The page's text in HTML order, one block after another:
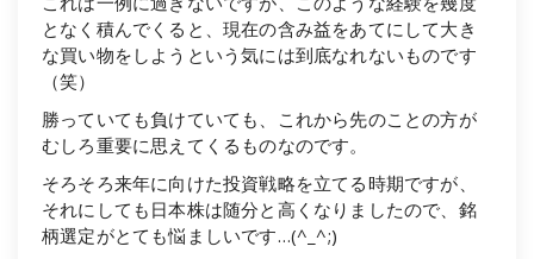
となく積んでくると、現在の含み益をあてにして大き
な買い物をしようという気には到底なれないものです
（笑）
勝っていても負けていても、これから先のことの方が
むしろ重要に思えてくるものなのです。
そろそろ来年に向けた投資戦略を立てる時期ですが、
それにしても日本株は随分と高くなりましたので、銘
柄選定がとても悩ましいです…(^_^;)